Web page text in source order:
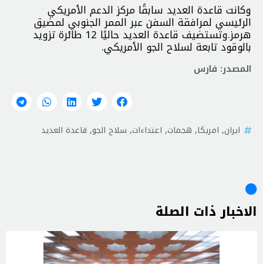
وكانت قاعدة العديد سابقًا مركز الدعم الأمريكي
الرئيسي لمرافقة السفن عبر الممر الجنوبي لمضيق
هرمز. وتستضيف قاعدة العديد حاليًا 12 طائرة تزويد
بالوقود تابعة لسلاح الجو الأمريكي.
المصدر: فارس
ايران, امريكا, هجمات, اعتداءات, سلاح الجو, قاعدة العديد
الاخبار ذات الصلة